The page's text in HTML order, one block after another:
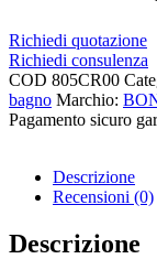
Richiedi quotazione
Richiedi consulenza
COD 805CR00
bagno Marchio:
Pagamento sicuro
Descrizione
Recensioni (0)
Descrizione